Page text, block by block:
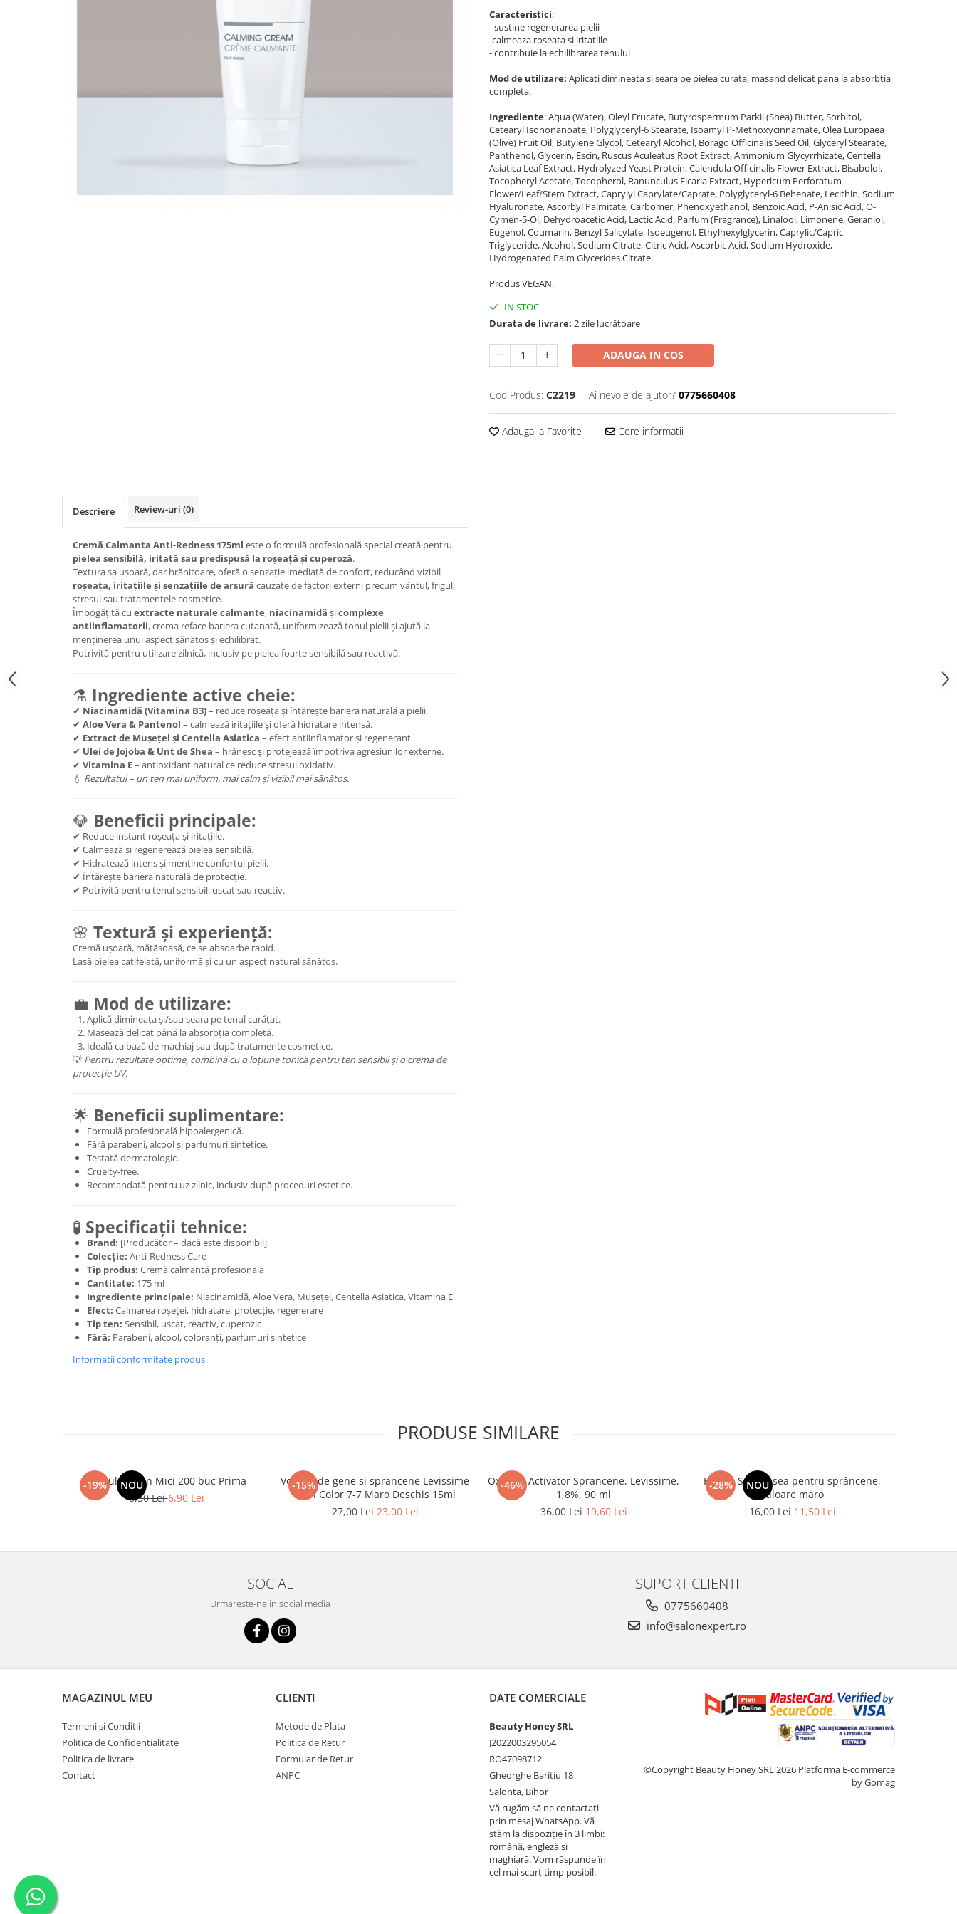
Caracteristici:
- sustine regenerarea pielii
-calmeaza roseata si iritatiile
- contribuie la echilibrarea tenului
Mod de utilizare: Aplicati dimineata si seara pe pielea curata, masand delicat pana la absorbtia
completa.
Ingrediente: Aqua (Water), Oleyl Erucate, Butyrospermum Parkii (Shea) Butter, Sorbitol,
Cetearyl Isononanoate, Polyglyceryl-6 Stearate, Isoamyl P-Methoxycinnamate, Olea Europaea
(Olive) Fruit Oil, Butylene Glycol, Cetearyl Alcohol, Borago Officinalis Seed Oil, Glyceryl Stearate,
Panthenol, Glycerin, Escin, Ruscus Aculeatus Root Extract, Ammonium Glycyrrhizate, Centella
Asiatica Leaf Extract, Hydrolyzed Yeast Protein, Calendula Officinalis Flower Extract, Bisabolol,
Tocopheryl Acetate, Tocopherol, Ranunculus Ficaria Extract, Hypericum Perforatum
Flower/Leaf/Stem Extract, Caprylyl Caprylate/Caprate, Polyglyceryl-6 Behenate, Lecithin, Sodium
Hyaluronate, Ascorbyl Palmitate, Carbomer, Phenoxyethanol, Benzoic Acid, P-Anisic Acid, O-
Cymen-5-Ol, Dehydroacetic Acid, Lactic Acid, Parfum (Fragrance), Linalool, Limonene, Geraniol,
Eugenol, Coumarin, Benzyl Salicylate, Isoeugenol, Ethylhexylglycerin, Caprylic/Capric
Triglyceride, Alcohol, Sodium Citrate, Citric Acid, Ascorbic Acid, Sodium Hydroxide,
Hydrogenated Palm Glycerides Citrate.
Produs VEGAN.
IN STOC
Durata de livrare: 2 zile lucrătoare
ADAUGA IN COS
Cod Produs: C2219 Ai nevoie de ajutor? 0775660408
Adauga la Favorite Cere informatii
Descriere Review-uri (0)
Cremă Calmanta Anti-Redness 175ml este o formulă profesională special creată pentru
pielea sensibilă, iritată sau predispusă la roșeață și cuperoză.
Textura sa ușoară, dar hrănitoare, oferă o senzație imediată de confort, reducând vizibil
roșeața, iritațiile și senzațiile de arsură cauzate de factori externi precum vântul, frigul,
stresul sau tratamentele cosmetice.
Îmbogățită cu extracte naturale calmante, niacinamidă șicomplexe
antiinflamatorii, crema reface bariera cutanată, uniformizează tonul pielii și ajută la
menținerea unui aspect sănătos și echilibrat.
Potrivită pentru utilizare zilnică, inclusiv pe pielea foarte sensibilă sau reactivă.
⚗️ Ingrediente active cheie:
✔ Niacinamidă (Vitamina B3)– reduce roșeața și întărește bariera naturală a pielii.
✔ Aloe Vera & Pantenol – calmează iritațiile și oferă hidratare intensă.
✔ Extract de Mușețel și Centella Asiatica – efect antiinflamator și regenerant.
✔ Ulei de Jojoba & Unt de Shea – hrănesc și protejează împotriva agresiunilor externe.
✔ Vitamina E– antioxidant natural ce reduce stresul oxidativ.
💧 Rezultatul – un ten mai uniform, mai calm și vizibil mai sănătos.
💎 Beneficii principale:
✔ Reduce instant roșeața și iritațiile.
✔ Calmează și regenerează pielea sensibilă.
✔ Hidratează intens și menține confortul pielii.
✔ Întărește bariera naturală de protecție.
✔ Potrivită pentru tenul sensibil, uscat sau reactiv.
🌸 Textură și experiență:
Cremă ușoară, mătăsoasă, ce se absoarbe rapid.
Lasă pielea catifelată, uniformă și cu un aspect natural sănătos.
💼 Mod de utilizare:
Aplică dimineața și/sau seara pe tenul curățat.
Masează delicat până la absorbția completă.
Ideală ca bază de machiaj sau după tratamente cosmetice.
💡 Pentru rezultate optime, combină cu o loțiune tonică pentru ten sensibil și o cremă de
protecție UV.
🌟 Beneficii suplimentare:
Formulă profesională hipoalergenică.
Fără parabeni, alcool și parfumuri sintetice.
Testată dermatologic.
Cruelty-free.
Recomandată pentru uz zilnic, inclusiv după proceduri estetice.
🧪 Specificații tehnice:
Brand: [Producător – dacă este disponibil]
Colecție: Anti-Redness Care
Tip produs: Cremă calmantă profesională
Cantitate: 175 ml
Ingrediente principale: Niacinamidă, Aloe Vera, Mușețel, Centella Asiatica, Vitamina E
Efect: Calmarea roșeței, hidratare, protecție, regenerare
Tip ten: Sensibil, uscat, reactiv, cuperozic
Fără: Parabeni, alcool, coloranți, parfumuri sintetice
Informatii conformitate produs
PRODUSE SIMILARE
-19% NOU
Spatule Lemn Mici 200 buc Prima
8,50 Lei6,90 Lei
-15%
Vopsea de gene si sprancene Levissime
Lash Color 7-7 Maro Deschis 15ml
27,00 Lei23,00 Lei
-46%
Oxidant Activator Sprancene, Levissime,
1,8%, 90 ml
36,00 Lei19,60 Lei
-28% NOU
Henna Set vopsea pentru sprâncene,
culoare maro
16,00 Lei11,50 Lei
SOCIAL
Urmareste-ne in social media
SUPORT CLIENTI
0775660408
info@salonexpert.ro
MAGAZINUL MEU
Termeni si Conditii
Politica de Confidentialitate
Politica de livrare
Contact
CLIENTI
Metode de Plata
Politica de Retur
Formular de Retur
ANPC
DATE COMERCIALE
Beauty Honey SRL
J2022003295054
RO47098712
Gheorghe Baritiu 18
Salonta, Bihor
Vă rugăm să ne contactați
prin mesaj WhatsApp. Vă
stăm la dispoziție în 3 limbi:
română, engleză și
maghiară. Vom răspunde în
cel mai scurt timp posibil.
©Copyright Beauty Honey SRL 2026 Platforma E-commerce
by Gomag